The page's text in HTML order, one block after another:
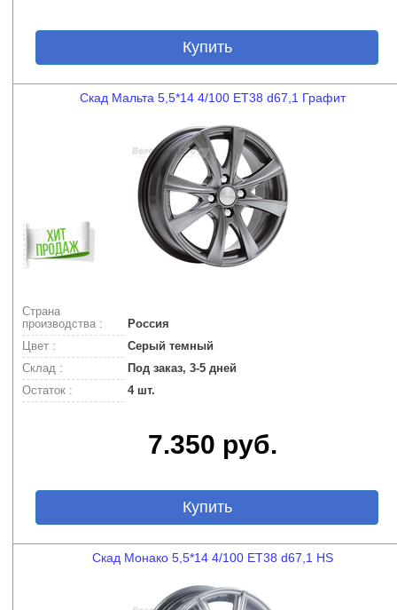
Купить
Скад Мальта 5,5*14 4/100 ET38 d67,1 Графит
Страна
производства :
Россия
Цвет :
Серый темный
Склад :
Под заказ, 3-5 дней
Остаток :
4 шт.
7.350 руб.
Купить
Скад Монако 5,5*14 4/100 ET38 d67,1 HS